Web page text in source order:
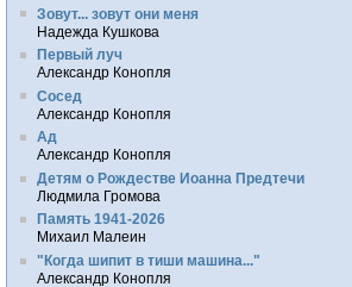
Зовут... зовут они меня
Надежда Кушкова
Первый луч
Александр Конопля
Сосед
Александр Конопля
Ад
Александр Конопля
Детям о Рождестве Иоанна Предтечи
Людмила Громова
Память 1941-2026
Михаил Малеин
"Когда шипит в тиши машина..."
Александр Конопля